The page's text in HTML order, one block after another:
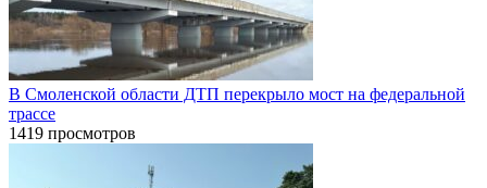
В Смоленской области ДТП перекрыло мост на федеральной
трассе
1419 просмотров